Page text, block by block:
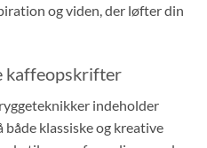
og viden, der løfter din
kaffeopskrifter
indeholder
klassiske og kreative